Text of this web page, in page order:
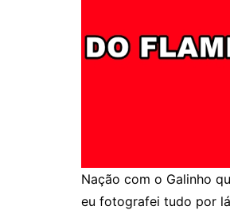
Nação com o Galinho
eu fotografei tudo por